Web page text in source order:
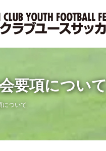
要項について
について